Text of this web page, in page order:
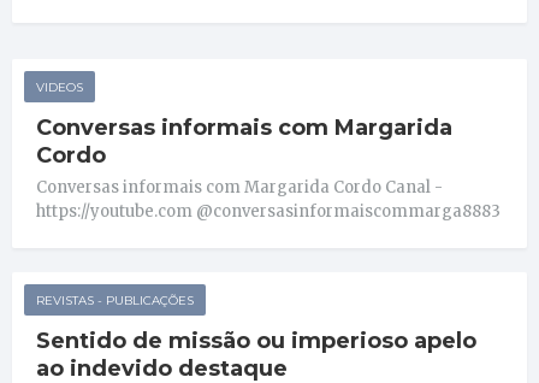
VIDEOS
Conversas informais com Margarida
Cordo
Conversas informais com Margarida Cordo Canal -
https://youtube.com @conversasinformaiscommarga8883
REVISTAS - PUBLICAÇÕES
Sentido de missão ou imperioso apelo
ao indevido destaque